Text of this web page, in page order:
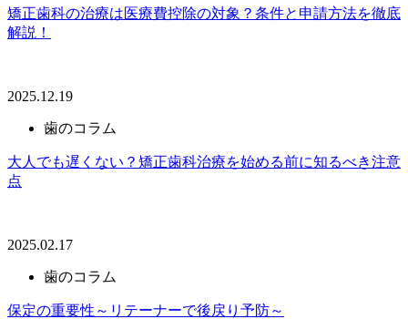
矯正歯科の治療は医療費控除の対象？条件と申請方法を徹底
解説！
2025.12.19
歯のコラム
大人でも遅くない？矯正歯科治療を始める前に知るべき注意
点
2025.02.17
歯のコラム
保定の重要性～リテーナーで後戻り予防～